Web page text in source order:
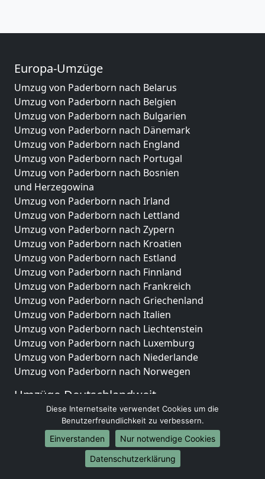
Europa-Umzüge
Umzug von Paderborn nach Belarus
Umzug von Paderborn nach Belgien
Umzug von Paderborn nach Bulgarien
Umzug von Paderborn nach Dänemark
Umzug von Paderborn nach England
Umzug von Paderborn nach Portugal
Umzug von Paderborn nach Bosnien
und Herzegowina
Umzug von Paderborn nach Irland
Umzug von Paderborn nach Lettland
Umzug von Paderborn nach Zypern
Umzug von Paderborn nach Kroatien
Umzug von Paderborn nach Estland
Umzug von Paderborn nach Finnland
Umzug von Paderborn nach Frankreich
Umzug von Paderborn nach Griechenland
Umzug von Paderborn nach Italien
Umzug von Paderborn nach Liechtenstein
Umzug von Paderborn nach Luxemburg
Umzug von Paderborn nach Niederlande
Umzug von Paderborn nach Norwegen
Umzüge-Deutschlandweit
Umzug von Paderborn nach Berlin
Umzug von Paderborn nach Hamburg
Umzug von Paderborn nach München
Umzug von Paderborn nach Köln
Umzug von Paderborn nach Frankfurt am Main
Diese Internetseite verwendet Cookies um die
Benutzerfreundlichkeit zu verbessern.
Einverstanden
Nur notwendige Cookies
Datenschutzerklärung